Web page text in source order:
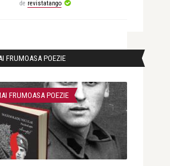
de revistatango
FRUMOASA POEZIE
FRUMOASA POEZIE